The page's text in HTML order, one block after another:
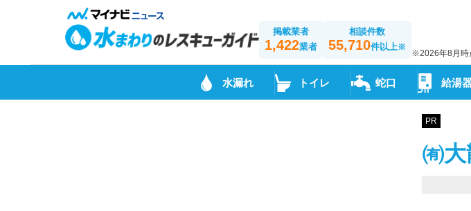
掲載業者
1,422業者
相談件数
55,710件以上※
※2026年8月時
水漏れ トイレ 蛇口 給湯
PR
㈲